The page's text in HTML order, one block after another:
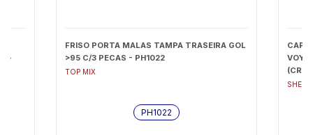
-
FRISO PORTA MALAS TAMPA TRASEIRA GOL
>95 C/3 PECAS - PH1022
TOP MIX
PH1022
CAPA